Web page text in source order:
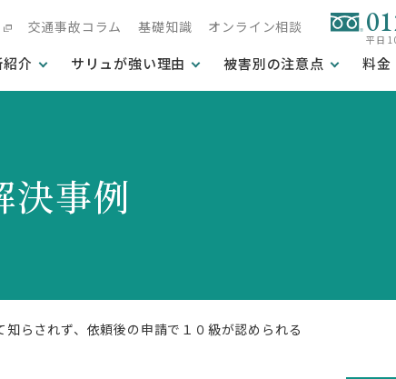
交通事故コラム 基礎知識 オンライン相談
平日
介 サリュが強い理由 被害別の注意点 料金
決事例
らされず、依頼後の申請で１０級が認められる